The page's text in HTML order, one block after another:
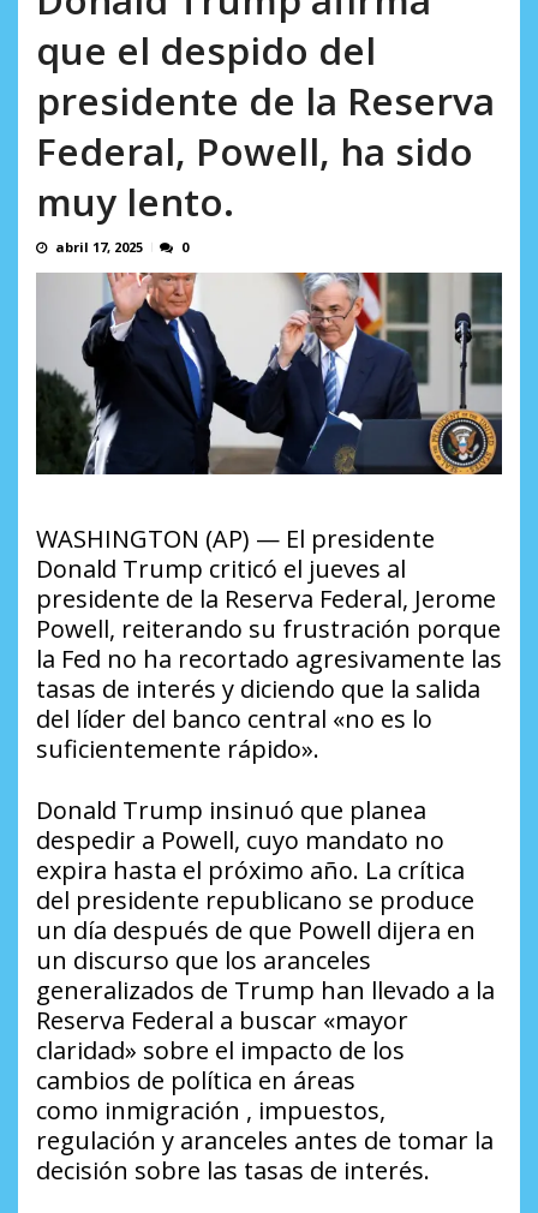
que el despido del
presidente de la Reserva
Federal, Powell, ha sido
muy lento.
abril 17, 2025 0
WASHINGTON (AP) — El presidente
Donald Trump criticó el jueves al
presidente de la Reserva Federal, Jerome
Powell, reiterando su frustración porque
la Fed no ha recortado agresivamente las
tasas de interés y diciendo que la salida
del líder del banco central «no es lo
suficientemente rápido».
Donald Trump insinuó que planea
despedir a Powell, cuyo mandato no
expira hasta el próximo año. La crítica
del presidente republicano se produce
un día después de que Powell dijera en
un discurso que los aranceles
generalizados de Trump han llevado a la
Reserva Federal a buscar «mayor
claridad» sobre el impacto de los
cambios de política en áreas
como inmigración , impuestos,
regulación y aranceles antes de tomar la
decisión sobre las tasas de interés.